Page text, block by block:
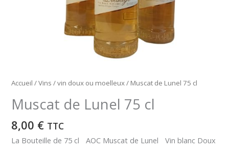
Accueil /Vins /vin doux ou moelleux/ Muscat de Lunel 75 cl
Muscat de Lunel 75 cl
8,00 € TTC
La Bouteille de 75 cl AOC Muscat de Lunel Vin blanc Doux